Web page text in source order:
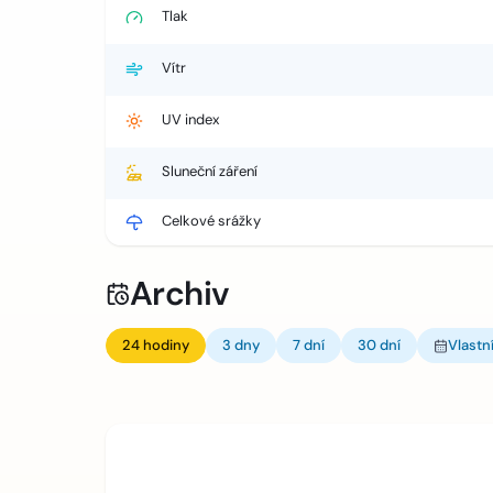
Tlak
Vítr
UV index
Sluneční záření
Celkové srážky
Archiv
24 hodiny 3 dny 7 dní 30 dní Vlastní